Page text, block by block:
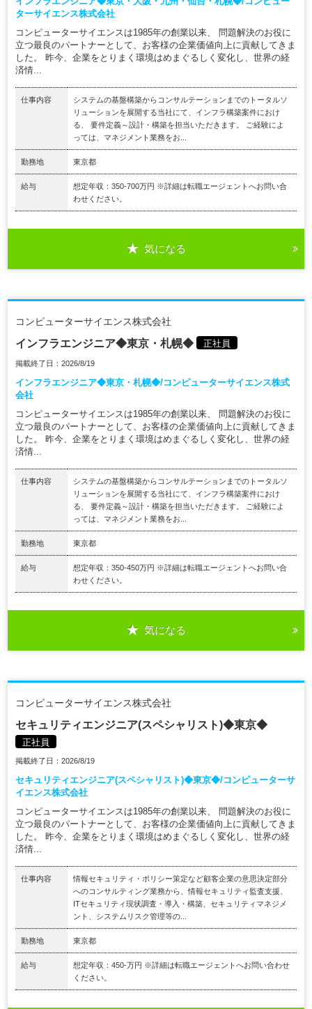
ターサイエンス株式会社
コンピューターサイエンスは1985年の創業以来、 問題解決のお役に
立つ最良のパートナーとして、お客様の企業価値向上に貢献してきま
した。 昨今、企業をとりまく環境はめまぐるしく変化し、世界の経
済情...
仕事内容
システムの基盤構築からコンサルテーションまでのトータルソ
リューションを展開する当社にて、インフラ構築案件におけ
る、 要件定義～設計・構築を担当いただきます。 ご経験によ
っては、マネジメント業務をお...
勤務地 東京都
給与
想定年収：350-700万円 ※詳細は転職エージェントへお問い合
わせください。
気になる
コンピューターサイエンス株式会社
インフラエンジニア◆東京・札幌◆ 正社員
掲載終了日：2026/8/19
インフラエンジニア◆東京・札幌◆/コンピューターサイエンス株式
会社
コンピューターサイエンスは1985年の創業以来、 問題解決のお役に
立つ最良のパートナーとして、お客様の企業価値向上に貢献してきま
した。 昨今、企業をとりまく環境はめまぐるしく変化し、世界の経
済情...
仕事内容
システムの基盤構築からコンサルテーションまでのトータルソ
リューションを展開する当社にて、インフラ構築案件におけ
る、 要件定義～設計・構築を担当いただきます。 ご経験によ
っては、マネジメント業務をお...
勤務地 東京都
給与
想定年収：350-450万円 ※詳細は転職エージェントへお問い合
わせください。
気になる
コンピューターサイエンス株式会社
セキュリティエンジニア(スペシャリスト)◆東京◆
正社員
掲載終了日：2026/8/19
セキュリティエンジニア(スペシャリスト)◆東京◆/コンピューターサ
イエンス株式会社
コンピューターサイエンスは1985年の創業以来、 問題解決のお役に
立つ最良のパートナーとして、お客様の企業価値向上に貢献してきま
した。 昨今、企業をとりまく環境はめまぐるしく変化し、世界の経
済情...
仕事内容
情報セキュリティ・ポリシー策定など顧客企業の意思決定部分
へのコンサルティング業務から、情報セキュリティ監査支援、
ITセキュリティ現状調査・導入・構築、セキュリティマネジメ
ント、システムリスク管理等の...
勤務地 東京都
給与
想定年収：450-万円 ※詳細は転職エージェントへお問い合わせ
ください。